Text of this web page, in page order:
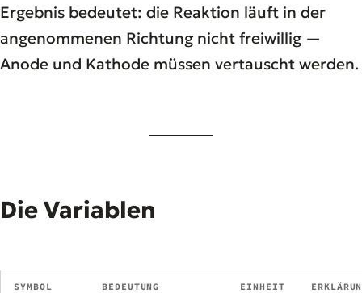
Ergebnis bedeutet: die Reaktion läuft in der
angenommenen Richtung nicht freiwillig —
Anode und Kathode müssen vertauscht werden.
Die Variablen
SYMBOL BEDEUTUNG EINHEIT